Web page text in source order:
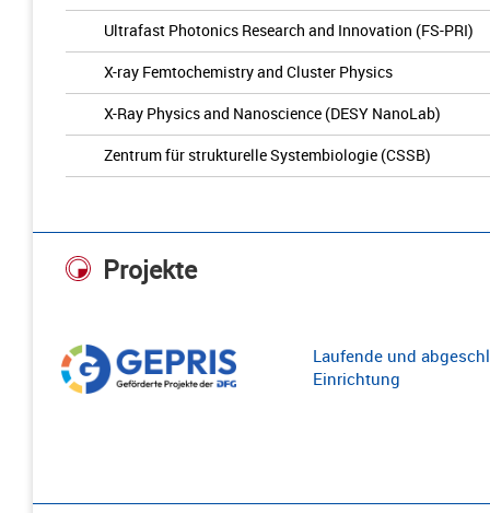
Ultrafast Photonics Research and Innovation (FS-PRI)
X-ray Femtochemistry and Cluster Physics
X-Ray Physics and Nanoscience (DESY NanoLab)
Zentrum für strukturelle Systembiologie (CSSB)
Projekte
Laufende und
Einrichtung